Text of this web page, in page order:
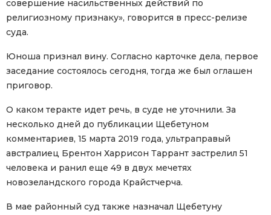
совершение насильственных действий по
религиозному признаку», говорится в пресс-релизе
суда.
Юноша признал вину. Согласно карточке дела, первое
заседание состоялось сегодня, тогда же был оглашен
приговор.
О каком теракте идет речь, в суде не уточнили. За
несколько дней до публикации Щебетуном
комментариев, 15 марта 2019 года, ультраправый
австралиец Брентон Харрисон Таррант застрелил 51
человека и ранил еще 49 в двух мечетях
новозеландского города Крайстчерча.
В мае районный суд также назначал Щебетуну